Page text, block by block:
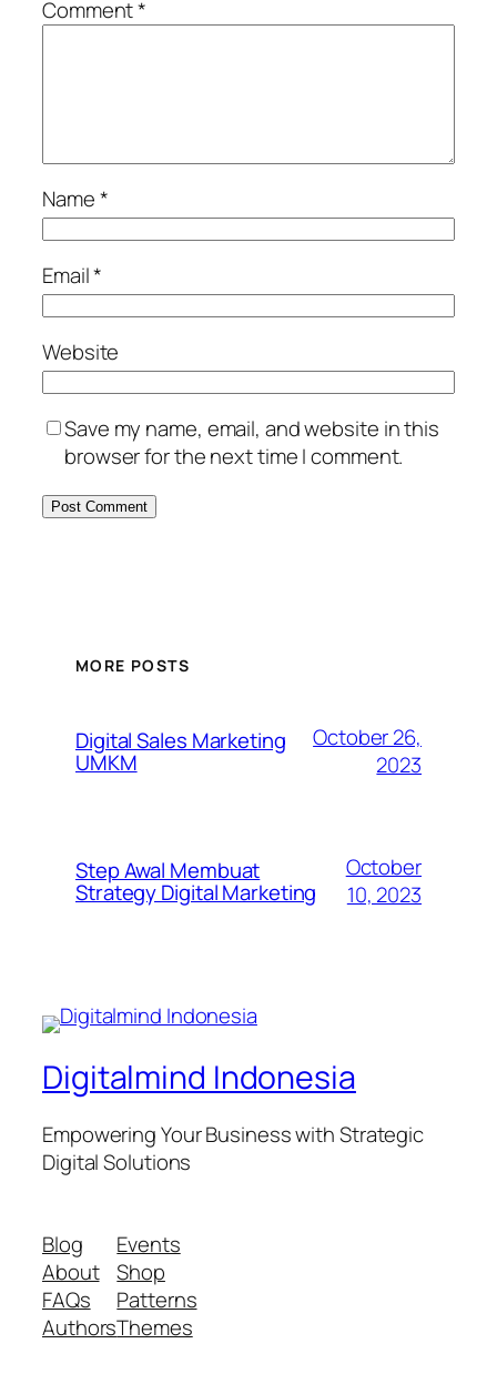
Comment*
Name*
Email*
Website
Save my name, email, and website in this
browser for the next time I comment.
MORE POSTS
Digital Sales Marketing
UMKM
October 26,
2023
Step Awal Membuat
Strategy Digital Marketing
October
10, 2023
Digitalmind Indonesia
Empowering Your Business with Strategic
Digital Solutions
Blog
About
FAQs
Authors
Events
Shop
Patterns
Themes